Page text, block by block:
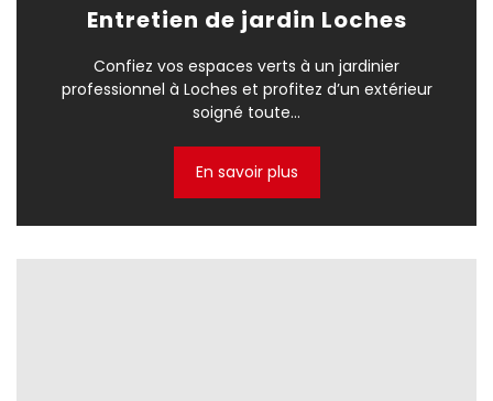
Entretien de jardin Loches
Confiez vos espaces verts à un jardinier
professionnel à Loches et profitez d’un extérieur
soigné toute...
En savoir plus